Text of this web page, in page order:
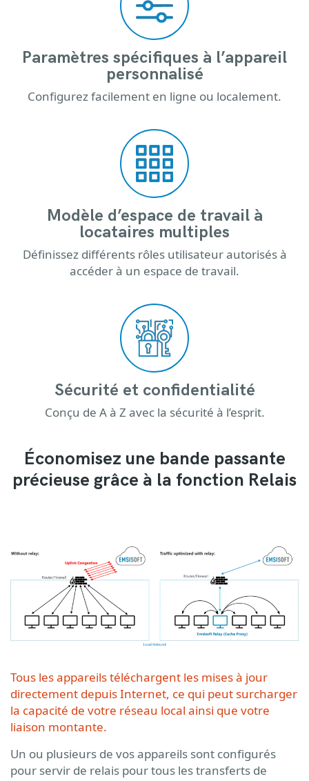
Paramètres spécifiques à l’appareil
personnalisé
Configurez facilement en ligne ou localement.
Modèle d’espace de travail à
locataires multiples
Définissez différents rôles utilisateur autorisés à
accéder à un espace de travail.
Sécurité et confidentialité
Conçu de A à Z avec la sécurité à l’esprit.
Économisez une bande passante
précieuse grâce à la fonction Relais
Tous les appareils téléchargent les mises à jour
directement depuis Internet, ce qui peut surcharger
la capacité de votre réseau local ainsi que votre
liaison montante.
Un ou plusieurs de vos appareils sont configurés
pour servir de relais pour tous les transferts de